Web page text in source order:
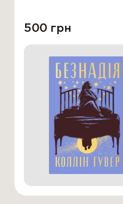
500 грн